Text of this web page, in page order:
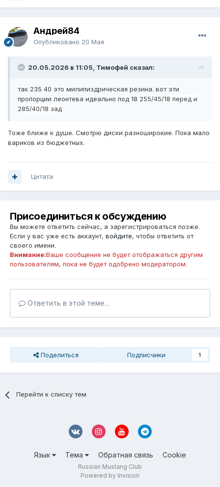
Андрей84
Опубликовано 20 Мая
20.05.2026 в 11:05, Тимофей сказал:
так 235 40 это милипиздрическая резина. вот эти
пропорции леонтева идеально под 18 255/45/18 перед и
285/40/18 зад
Тоже ближе к душе. Смотрю диски разноширокие. Пока мало
вариков из бюджетных.
Цитата
Присоединиться к обсуждению
Вы можете ответить сейчас, а зарегистрироваться позже.
Если у вас уже есть аккаунт, войдите, чтобы ответить от
своего имени.
Внимание:Ваше сообщение не будет отображаться другим
пользователям, пока не будет одобрено модератором.
Ответить в этой теме...
Поделиться Подписчики 1
Перейти к списку тем
Язык Тема Обратная связь Cookie
Russian Mustang Club
Powered by Invision